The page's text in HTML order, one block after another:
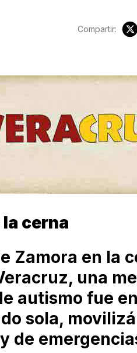
Compartir:
la cerna
Zamora en la
una
autismo fue
sola,
de